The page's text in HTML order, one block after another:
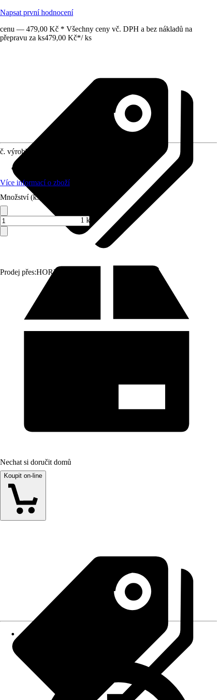
Napsat první hodnocení
cenu — 479,00 Kč * Všechny ceny vč. DPH a bez nákladů na
přepravu za ks479,00 Kč*/ ks
Prodej přes:HORNBACH
č. výrobku
Více informací o zboží
Množství (ks)
1 ks
Nechat si doručit domů
Koupit on-line